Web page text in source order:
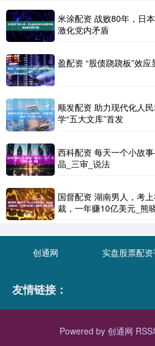
米涂配资 战败80年，日
激化党内矛盾
盈配资 “股债跷跷板”效
顺发配资 助力现代化人
学“五大文库”首发
西科配资 每天一个小故
晶_三审_说法
国督配资 湖南男人，考
裁，一年赚10亿美元_熊
创通网 实盘股票配
友情链接：
Powered by 创通网